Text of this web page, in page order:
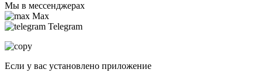
Мы в мессенджерах
Max
Telegram
Если у вас установлено приложение